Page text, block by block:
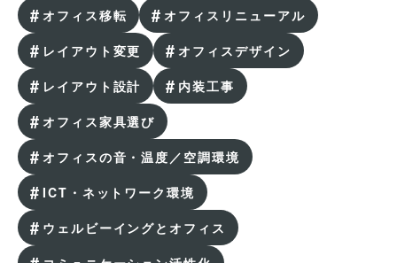
法律事務所の移転や開設で参考になる！オフィスコ
ムの施工事例7選
オフィス移転
オフィスリニューアル
レイアウト変更
オフィスデザイン
レイアウト設計
内装工事
オフィス家具選び
オフィスの音・温度／空調環境
ICT・ネットワーク環境
ウェルビーイングとオフィス